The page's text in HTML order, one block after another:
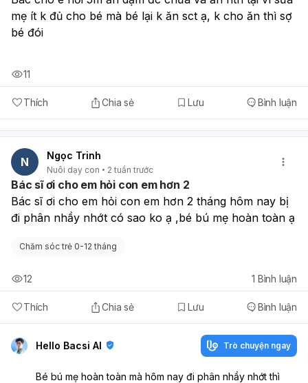
hôi miệng, amidan sưng to, hoặc tái phát liên tục thì nên
khám lại sớm ở bệnh viện nhi hoặc Tai Mũi Họng để xem
mẹ ít k đủ cho bé mà bé lại k ăn sct ạ, k cho ăn thì sợ
bé đói
Thích Chia sẻ Lưu Bình luận
11
N Ngọc Trinh
Nuôi dạy con 2 tuần trước
Bác sĩ ơi cho em hỏi con em hơn 2
Bác sĩ ơi cho em hỏi con em hơn 2 tháng hôm nay bị
Chăm sóc trẻ 0-12 tháng
Thích Chia sẻ Lưu Bình luận
12 1 Bình luận
Hello Bacsi AI Trò chuyện ngay
Bé bú mẹ hoàn toàn mà hôm nay đi phân nhầy nhớt thì